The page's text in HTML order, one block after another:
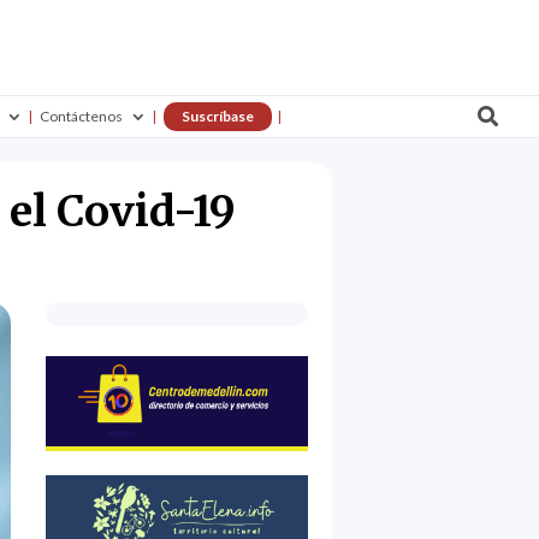
Contáctenos Suscríbase 
Covid-19